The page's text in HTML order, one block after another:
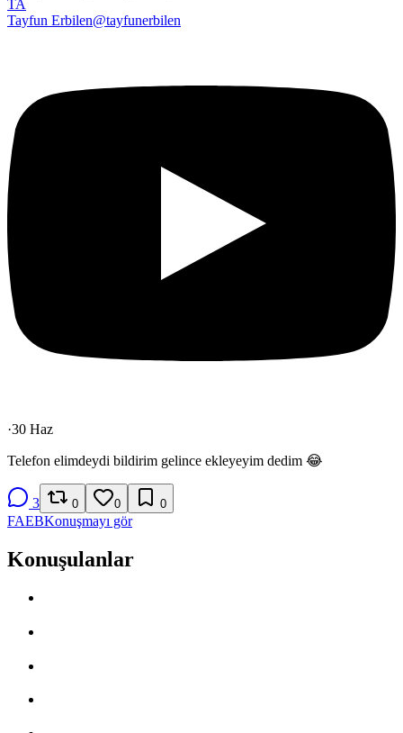
TA
Tayfun Erbilen@tayfunerbilen
·30 Haz
Telefon elimdeydi bildirim gelince ekleyeyim dedim 😂
3 0 0 0
FAEBKonuşmayı gör
Konuşulanlar